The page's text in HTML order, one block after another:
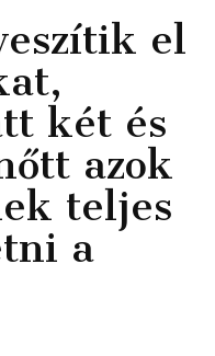
el
két és
azok
teljes
a